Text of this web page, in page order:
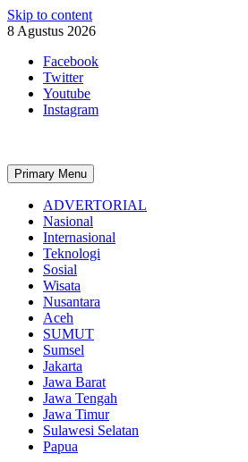
Skip to content
8 Agustus 2026
Facebook
Twitter
Youtube
Instagram
Primary Menu
ADVERTORIAL
Nasional
Internasional
Teknologi
Sosial
Wisata
Nusantara
Aceh
SUMUT
Sumsel
Jakarta
Jawa Barat
Jawa Tengah
Jawa Timur
Sulawesi Selatan
Papua